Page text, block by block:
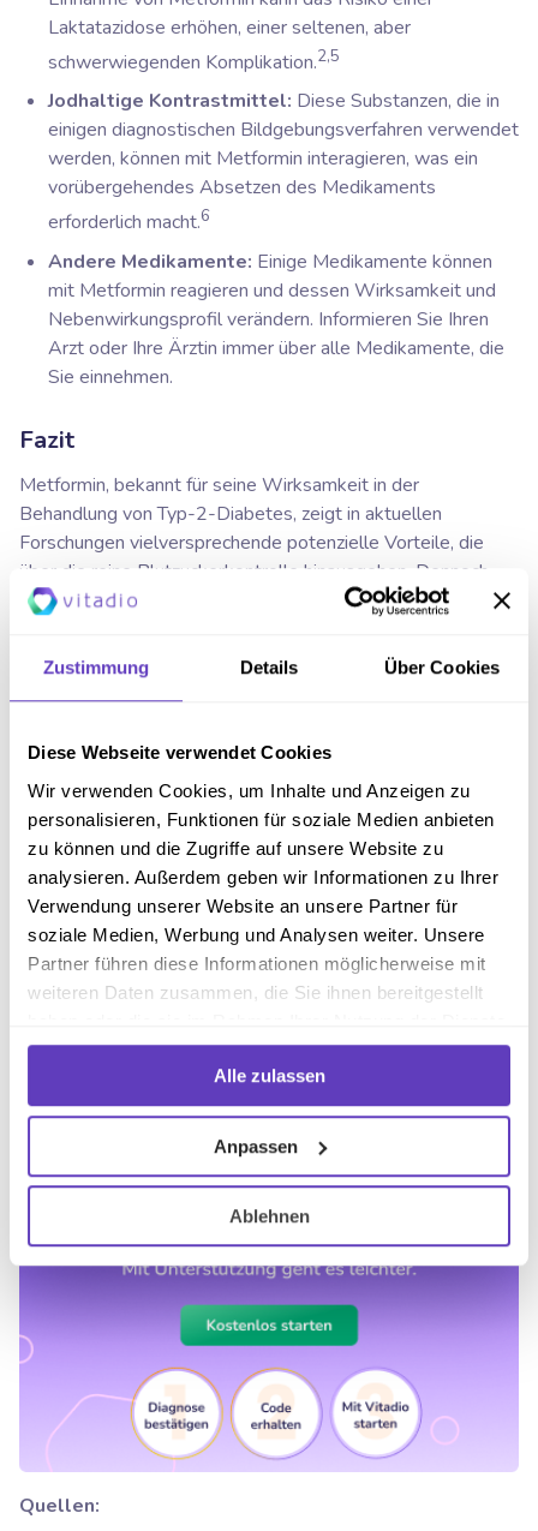
Zustimmung Details Über Cookies
Diese Webseite verwendet Cookies
Wir verwenden Cookies, um Inhalte und Anzeigen zu
personalisieren, Funktionen für soziale Medien anbieten
zu können und die Zugriffe auf unsere Website zu
analysieren. Außerdem geben wir Informationen zu Ihrer
Verwendung unserer Website an unsere Partner für
soziale Medien, Werbung und Analysen weiter. Unsere
Partner führen diese Informationen möglicherweise mit
weiteren Daten zusammen, die Sie ihnen bereitgestellt
gesammelt haben.
Alle zulassen
Anpassen
Ablehnen
Laktatazidose erhöhen, einer seltenen, aber
schwerwiegenden Komplikation.2,5
Jodhaltige Kontrastmittel: Diese Substanzen, die in
einigen diagnostischen Bildgebungsverfahren verwendet
werden, können mit Metformin interagieren, was ein
vorübergehendes Absetzen des Medikaments
erforderlich macht.6
Andere Medikamente: Einige Medikamente können
mit Metformin reagieren und dessen Wirksamkeit und
Nebenwirkungsprofil verändern. Informieren Sie Ihren
Arzt oder Ihre Ärztin immer über alle Medikamente, die
Sie einnehmen.
Fazit
Metformin, bekannt für seine Wirksamkeit in der
Behandlung von Typ-2-Diabetes, zeigt in aktuellen
Forschungen vielversprechende potenzielle Vorteile, die
über die reine Blutzuckerkontrolle hinausgehen. Dennoch
sollten diese Effekte mit Vorsicht betrachtet werden, da sie
Besonders hervorzuheben ist, dass der Erfolg des
Medikaments oft stark von einer gesunden Lebensweise
Bewegung und die Vermeidung bestimmter Substanzen
gleichzeitig das Risiko von Nebenwirkungen minimieren.
Zukünftige Forschungen werden zeigen, ob Metformin
tatsächlich das Potenzial hat, über die Diabetesbehandlung
hinaus eine breitere Rolle in der Gesundheitsvorsorge
einzunehmen. Derzeit ist es demnach nicht empfehlenswert,
das Medikament als Nichtdiabetiker:in einzunehmen, um
beispielsweise Alterung oder Demenz vorzubeugen. Wie
immer sollten Erkrankte und Interessierte den Rat von
verlassen, statt auf unfundierte Behauptungen im Internet
zu vertrauen.
Quellen: